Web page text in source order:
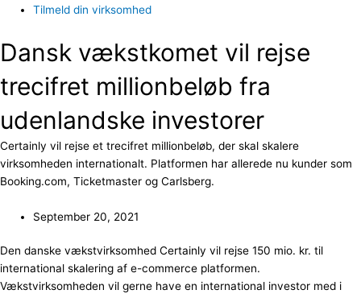
Tilmeld din virksomhed
Dansk vækstkomet vil rejse
trecifret millionbeløb fra
udenlandske investorer
Certainly vil rejse et trecifret millionbeløb, der skal skalere
virksomheden internationalt. Platformen har allerede nu kunder som
Booking.com, Ticketmaster og Carlsberg.
September 20, 2021
Den danske vækstvirksomhed Certainly vil rejse 150 mio. kr. til
international skalering af e-commerce platformen.
Vækstvirksomheden vil gerne have en international investor med i